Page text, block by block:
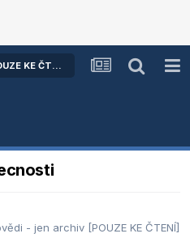
Dotazy a odpovědi - jen archiv [POUZE KE ČTENÍ]
- jen archiv [POUZE KE ČTENÍ]